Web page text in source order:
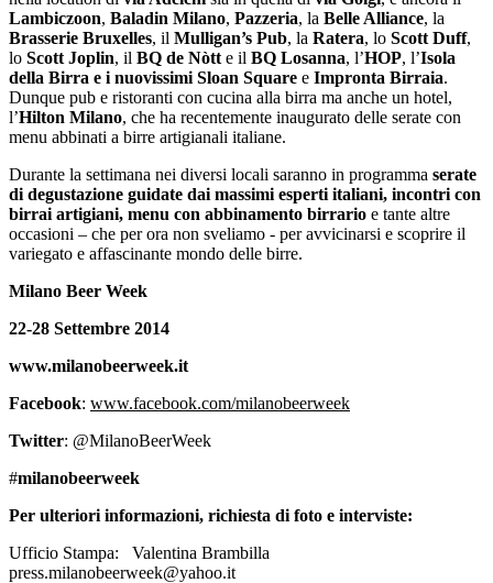
Lambiczoon, Baladin Milano, Pazzeria, la Belle Alliance, la
Brasserie Bruxelles, il Mulligan’s Pub, la Ratera, lo Scott Duff,
lo Scott Joplin, il BQ de Nòtt e il BQ Losanna, l’HOP, l’Isola
della Birra e i nuovissimi Sloan Square e Impronta Birraia.
Dunque pub e ristoranti con cucina alla birra ma anche un hotel,
l’Hilton Milano, che ha recentemente inaugurato delle serate con
menu abbinati a birre artigianali italiane.
Durante la settimana nei diversi locali saranno in programma serate
di degustazione guidate dai massimi esperti italiani, incontri con
birrai artigiani, menu con abbinamento birrario e tante altre
occasioni – che per ora non sveliamo - per avvicinarsi e scoprire il
variegato e affascinante mondo delle birre.
Milano Beer Week
22-28 Settembre 2014
www.milanobeerweek.it
Facebook: www.facebook.com/milanobeerweek
Twitter: @MilanoBeerWeek
#milanobeerweek
Per ulteriori informazioni, richiesta di foto e interviste:
Ufficio Stampa: Valentina Brambilla
press.milanobeerweek@yahoo.it